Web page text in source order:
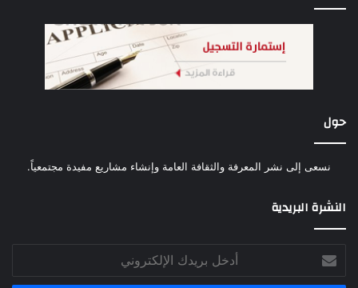
حول
نسعى إلى نشر المعرفة والثقافة العامة وإنشاء مشاريع مفيدة مجتمعياً.
النشرة البريدية